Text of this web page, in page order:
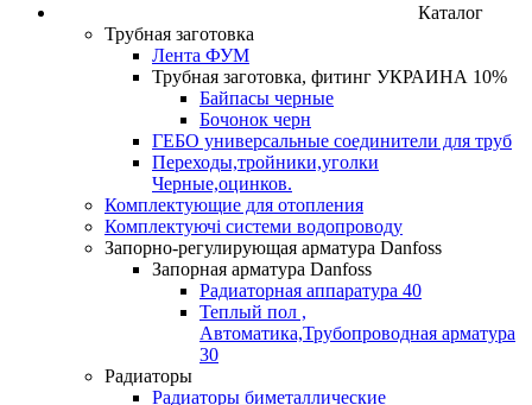
Каталог
Трубная заготовка
Лента ФУМ
Трубная заготовка, фитинг УКРАИНА 10%
Байпасы черные
Бочонок черн
ГЕБО универсальные соединители для труб
Переходы,тройники,уголки
Черные,оцинков.
Комплектующие для отопления
Комплектуючі системи водопроводу
Запорно-регулирующая арматура Danfoss
Запорная арматура Danfoss
Радиаторная аппаратура 40
Теплый пол ,
Автоматика,Трубопроводная арматура
30
Радиаторы
Радиаторы биметаллические